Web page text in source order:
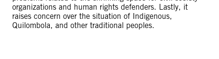
organizations and human rights defenders. Lastly, it
raises concern over the situation of Indigenous,
Quilombola, and other traditional peoples.